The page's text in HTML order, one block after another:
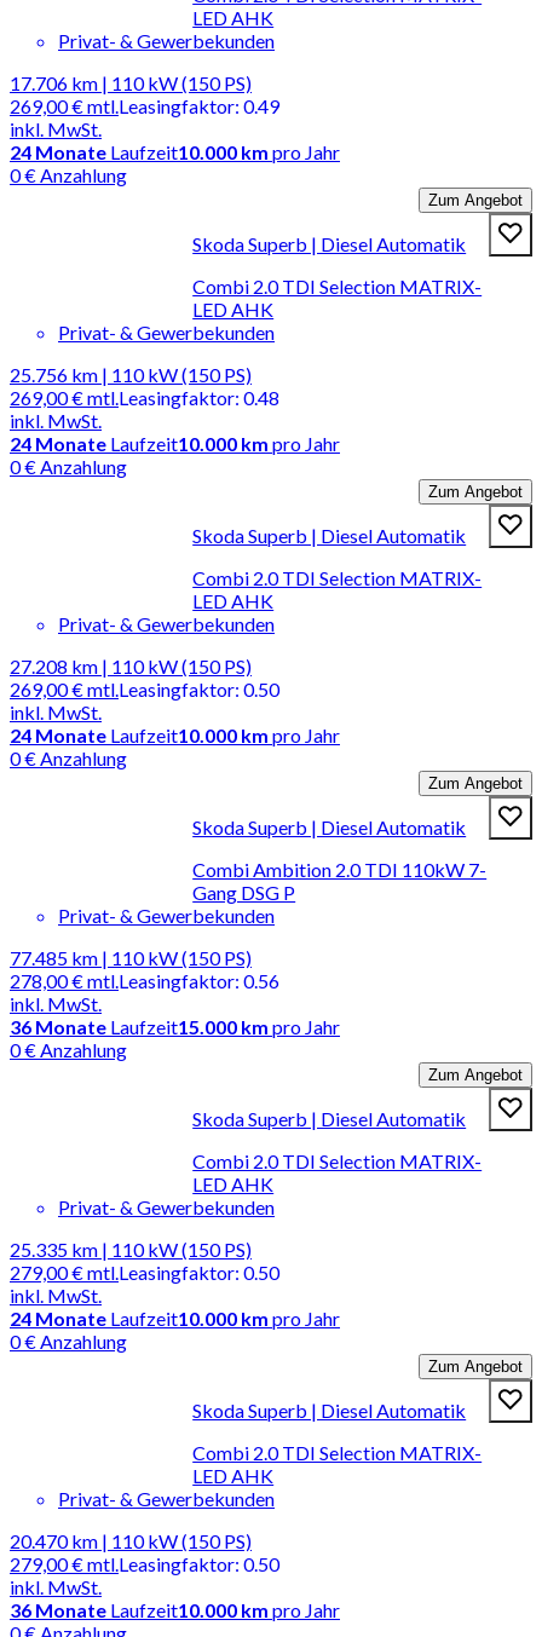
LED AHK
Privat- & Gewerbekunden
17.706 km | 110 kW (150 PS)
269,00 €mtl.
inkl. MwSt.
Leasingfaktor: 0.49
24 Monate Laufzeit10.000 km pro Jahr
0 € Anzahlung
Zum Angebot
Skoda Superb | Diesel Automatik
Combi 2.0 TDI Selection MATRIX-
LED AHK
Privat- & Gewerbekunden
25.756 km | 110 kW (150 PS)
269,00 €mtl.
inkl. MwSt.
Leasingfaktor: 0.48
24 Monate Laufzeit10.000 km pro Jahr
0 € Anzahlung
Zum Angebot
Skoda Superb | Diesel Automatik
Combi 2.0 TDI Selection MATRIX-
LED AHK
Privat- & Gewerbekunden
27.208 km | 110 kW (150 PS)
269,00 €mtl.
inkl. MwSt.
Leasingfaktor: 0.50
24 Monate Laufzeit10.000 km pro Jahr
0 € Anzahlung
Zum Angebot
Skoda Superb | Diesel Automatik
Combi Ambition 2.0 TDI 110kW 7-
Gang DSG P
Privat- & Gewerbekunden
77.485 km | 110 kW (150 PS)
278,00 €mtl.
inkl. MwSt.
Leasingfaktor: 0.56
36 Monate Laufzeit15.000 km pro Jahr
0 € Anzahlung
Zum Angebot
Skoda Superb | Diesel Automatik
Combi 2.0 TDI Selection MATRIX-
LED AHK
Privat- & Gewerbekunden
25.335 km | 110 kW (150 PS)
279,00 €mtl.
inkl. MwSt.
Leasingfaktor: 0.50
24 Monate Laufzeit10.000 km pro Jahr
0 € Anzahlung
Zum Angebot
Skoda Superb | Diesel Automatik
Combi 2.0 TDI Selection MATRIX-
LED AHK
Privat- & Gewerbekunden
20.470 km | 110 kW (150 PS)
279,00 €mtl.
inkl. MwSt.
Leasingfaktor: 0.50
36 Monate Laufzeit10.000 km pro Jahr